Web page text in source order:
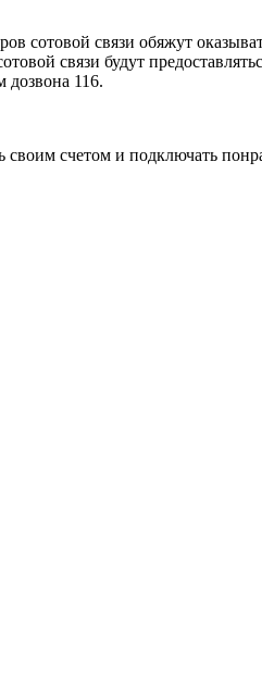
связи обяжут
связи будут
дозвона 116.
своим счетом и подключать